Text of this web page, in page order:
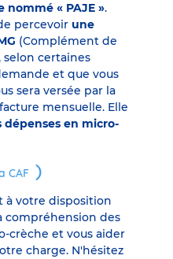
« PAJE ».
percevoir une
(Complément de
selon certaines
et que vous
sera versée par la
mensuelle. Elle
dépenses en micro-
CAF
à votre disposition
compréhension des
crèche et vous aider
charge. N'hésitez